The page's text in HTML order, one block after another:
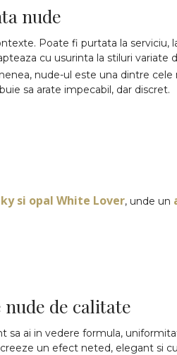
nude
Poate fi purtata la serviciu,
cu usurinta la stiluri
nude-ul este una dintre
sa arate impecabil, dar discret.
si opal White Lover, unde un
de calitate
ai in vedere formula,
un efect neted, elegant si